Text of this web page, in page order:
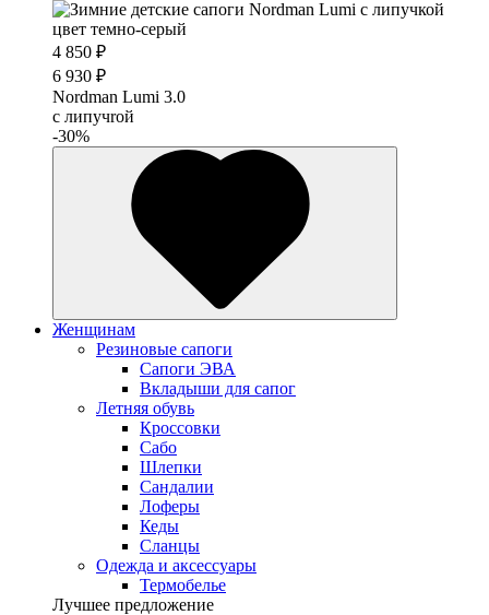
4 850 ₽
6 930 ₽
Nordman Lumi 3.0
с липучrой
-30%
Женщинам
Резиновые сапоги
Cапоги ЭВА
Вкладыши для сапог
Летняя обувь
Кроссовки
Сабо
Шлепки
Сандалии
Лоферы
Кеды
Сланцы
Одежда и аксессуары
Термобелье
Лучшее предложение